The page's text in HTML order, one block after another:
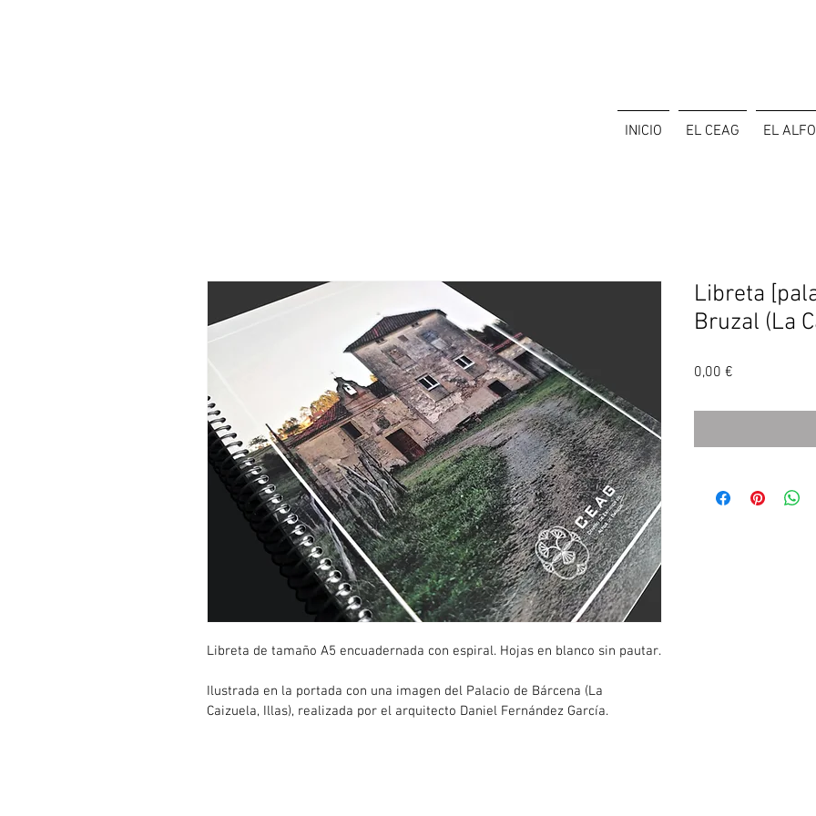
INICIO EL CEAG EL
Libreta de tamaño A5 encuadernada con espiral. Hojas en blanco sin pautar.
Ilustrada en la portada con una imagen del Palacio de Bárcena (La
Caizuela, Illas), realizada por el arquitecto Daniel Fernández García.
Libreta
Bruzal (La
0,00 €